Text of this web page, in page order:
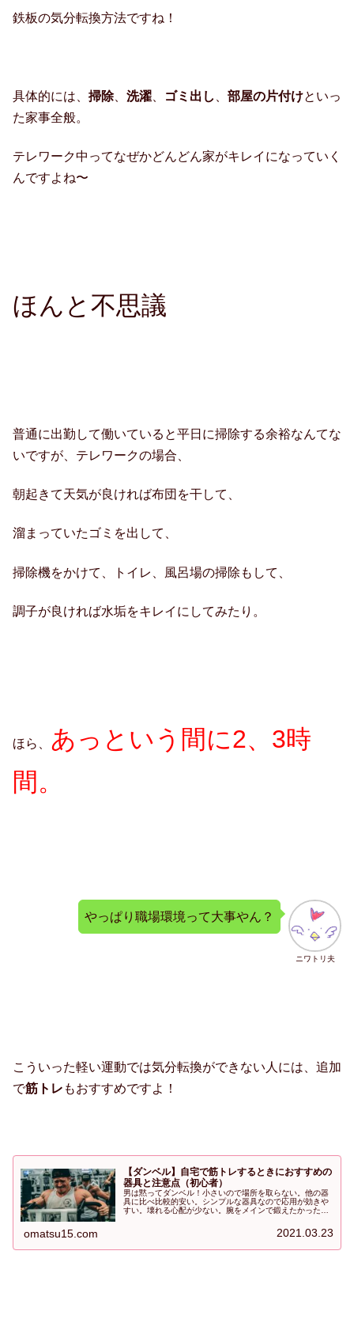
鉄板の気分転換方法ですね！
具体的には、 掃除、 洗濯 ゴミ出し 部屋の片付けといっ
た家事全般。
テレワーク中ってなぜかどんどん家がキレイになっていく
んですよね〜
ほんと不思議
普通に出勤して働いていると平日に掃除する余裕なんてな
いですが、テレワークの場合、
朝起きて天気が良ければ布団を干して、
溜まっていたゴミを出して、
掃除機をかけて、トイレ、風呂場の掃除もして、
調子が良ければ水垢をキレイにしてみたり。
ほら、 あっという間に2、3時
間。
ニワトリ夫
やっぱり職場環境って大事やん？
こういった軽い運動では気分転換ができない人には、追加
で筋トレ もおすすめですよ！
【ダンベル】自宅で筋トレするときにおすすめの
器具と注意点（初心者）
男は黙ってダンベル！小さいので場所を取らない。他の器
具に比べ比較的安い。シンプルな器具なので応用が効きや
すい。壊れる心配が少ない。腕をメインで鍛えたかった。
ンベルはコスパが良い！ただ最初はゴムの臭いが気になる
omatsu15.com 2021.03.23